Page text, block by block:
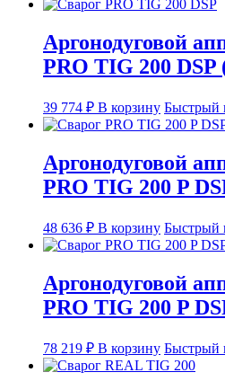
Аргонодуговой
PRO TIG 200 DSP
39 774 ₽ В корзину Быстрый
Аргонодуговой
PRO TIG 200 P
48 636 ₽ В корзину Быстрый
Аргонодуговой
PRO TIG 200 P
78 219 ₽ В корзину Быстрый